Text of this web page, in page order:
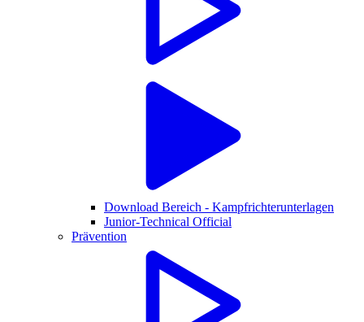
Download Bereich - Kampfrichterunterlagen
Junior-Technical Official
Prävention